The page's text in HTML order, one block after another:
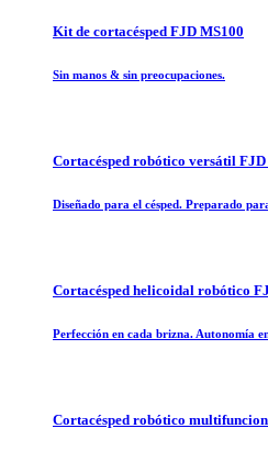
Kit de cortacésped FJD MS100
Sin manos & sin preocupaciones.
Cortacésped robótico versátil
Diseñado para el césped. Preparado
Cortacésped helicoidal robótico
Perfección en cada brizna. Autonomía
Cortacésped robótico